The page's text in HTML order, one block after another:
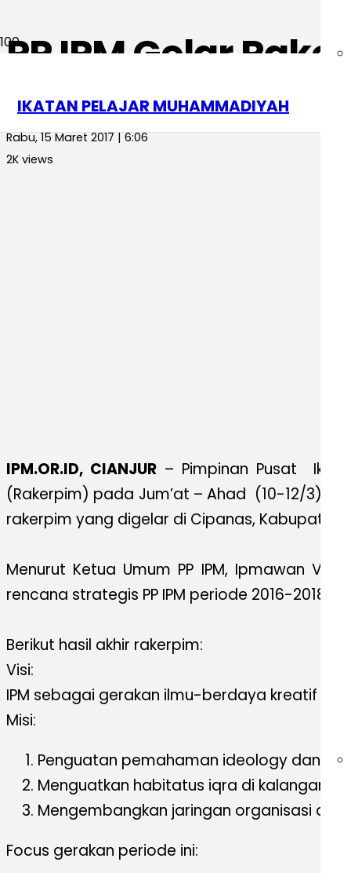
IKATAN PELAJAR MUHAMMADIYAH
PP IPM Gelar
redaksi
Rabu, 15 Maret 2017 | 6:06
2K views
IPM.OR.ID, CIANJUR – Pimpinan Pusat
(Rakerpim) pada Jum’at – Ahad (10-12/3).
rakerpim yang digelar di Cipanas, Kabupaten
Menurut Ketua Umum PP IPM, Ipmawan
rencana strategis PP IPM periode 2016-2018
Berikut hasil akhir rakerpim:
Visi:
IPM sebagai gerakan ilmu-berdaya kreatif
Misi:
Penguatan pemahaman ideology dan
Menguatkan habitatus iqra di kalangan
Mengembangkan jaringan organisasi
Focus gerakan periode ini: